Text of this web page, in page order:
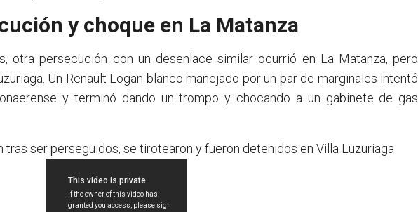
y choque en La Matanza
otra persecución con un desenlace similar ocurrió en La Matanza, pero
Un Renault Logan blanco manejado por un par de marginales intentó
y terminó dando un trompo y chocando a un gabinete de gas
tras ser perseguidos, se tirotearon y fueron detenidos en Villa Luzuriaga